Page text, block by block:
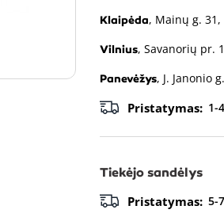
Klaipėda, Mainų g. 31,
Vilnius, Savanorių pr.
Panevėžys, J. Janonio
Pristatymas: 1-
Tiekėjo sandėlys
Pristatymas: 5-